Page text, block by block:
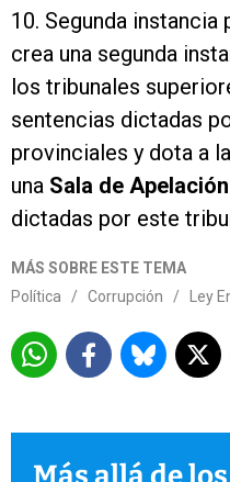
10. Segunda instancia
crea una segunda
los tribunales
sentencias dictadas
provinciales y dota a
una Sala de Apelación
dictadas por este
MÁS SOBRE ESTE TEMA
Política
/ Corrupción / Ley